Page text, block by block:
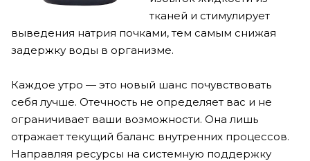
тканей и стимулирует
выведения натрия почками, тем самым снижая
задержку воды в организме.
Каждое утро — это новый шанс почувствовать
себя лучше. Отечность не определяет вас и не
ограничивает ваши возможности. Она лишь
отражает текущий баланс внутренних процессов.
Направляя ресурсы на системную поддержку